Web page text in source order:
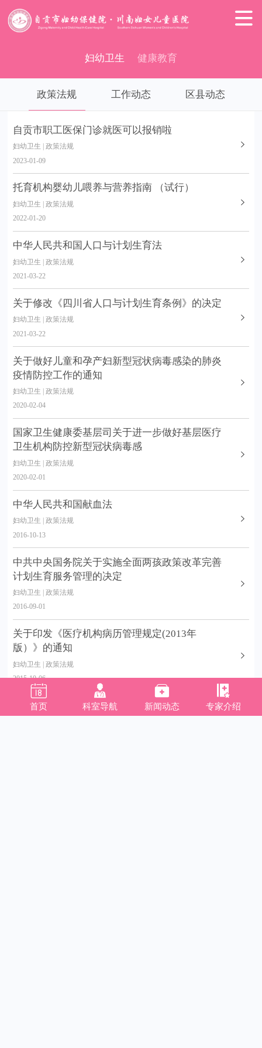

妇幼卫生 健康教育
政策法规 工作动态 区县动态
自贡市职工医保门诊就医可以报销啦
妇幼卫生 | 政策法规
2023-01-09
托育机构婴幼儿喂养与营养指南 （试行）
妇幼卫生 | 政策法规
2022-01-20
中华人民共和国人口与计划生育法
妇幼卫生 | 政策法规
2021-03-22
关于修改《四川省人口与计划生育条例》的决定
妇幼卫生 | 政策法规
2021-03-22
关于做好儿童和孕产妇新型冠状病毒感染的肺炎
疫情防控工作的通知
妇幼卫生 | 政策法规
2020-02-04
国家卫生健康委基层司关于进一步做好基层医疗
卫生机构防控新型冠状病毒感
妇幼卫生 | 政策法规
2020-02-01
中华人民共和国献血法
妇幼卫生 | 政策法规
2016-10-13
中共中央国务院关于实施全面两孩政策改革完善
计划生育服务管理的决定
妇幼卫生 | 政策法规
2016-09-01
关于印发《医疗机构病历管理规定(2013年
版）》的通知
妇幼卫生 | 政策法规
2015-10-06
关于印发儿童眼及视力保健等儿童保健相关技术
规范的通知

首页

科室导航

新闻动态

专家介绍